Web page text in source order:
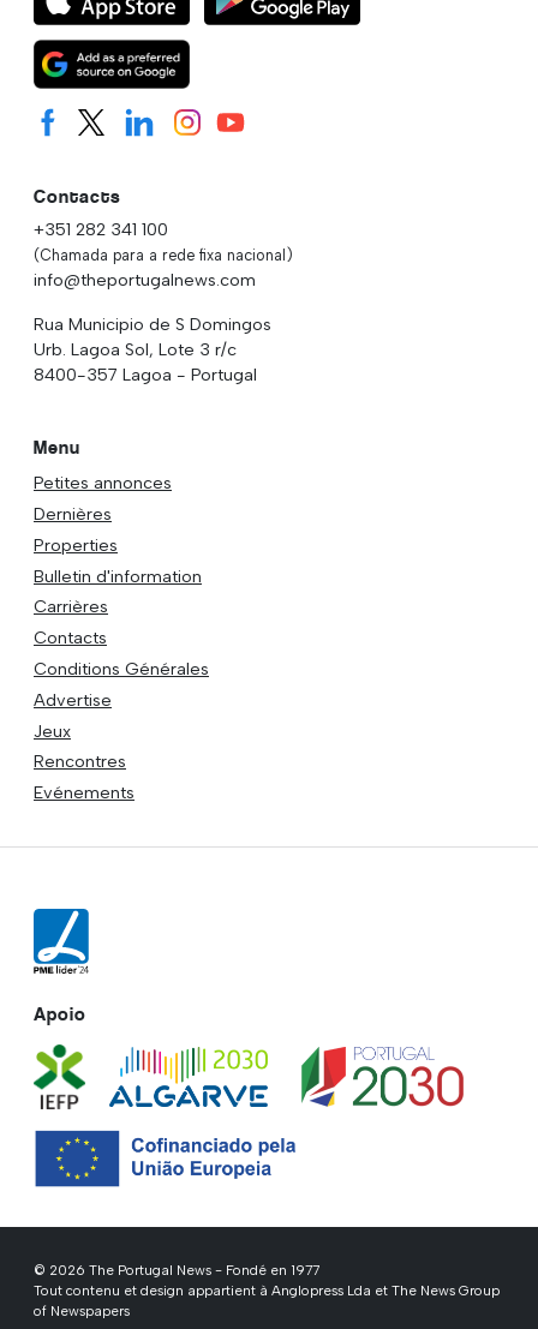
Contacts
+351 282 341 100
(Chamada para a rede fixa nacional)
info@theportugalnews.com
Rua Municipio de S Domingos
Urb. Lagoa Sol, Lote 3 r/c
8400-357 Lagoa - Portugal
Menu
Petites annonces
Dernières
Properties
Bulletin d'information
Carrières
Contacts
Conditions Générales
Advertise
Jeux
Rencontres
Evénements
Apoio
© 2026 The Portugal News - Fondé en 1977
Tout contenu et design appartient à Anglopress Lda et The News Group
of Newspapers